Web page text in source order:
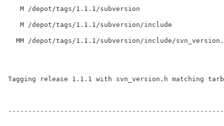
   M /depot/tags/1.1.1/subversion
   M /depot/tags/1.1.1/subversion/include
MM /depot/tags/1.1.1/subversion/include/
Tagging release 1.1.1 with svn_version.h matching